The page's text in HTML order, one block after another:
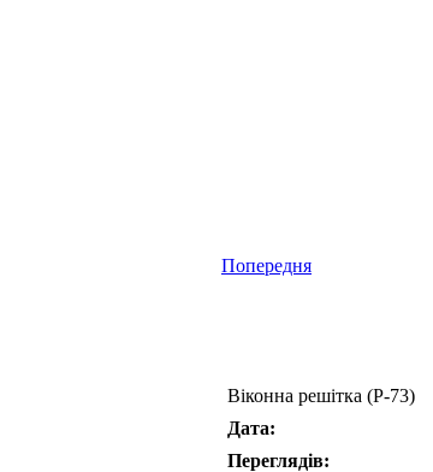
Попередня
Віконна решітка (Р-73)
Дата:
Переглядів: